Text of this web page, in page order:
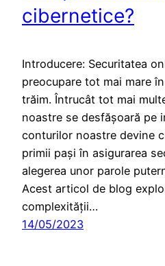
cibernetice?
Introducere: Securitatea
preocupare tot mai mare
trăim. Întrucât tot mai
noastre se desfășoară pe
conturilor noastre devine
primii pași în asigurarea
alegerea unor parole
Acest articol de blog
complexității…
14/05/2023